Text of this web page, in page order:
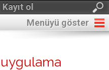
ol
Menüyü göster